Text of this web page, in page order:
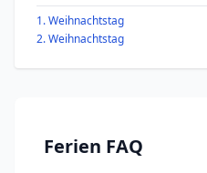
1. Weihnachtstag
2. Weihnachtstag
Ferien FAQ